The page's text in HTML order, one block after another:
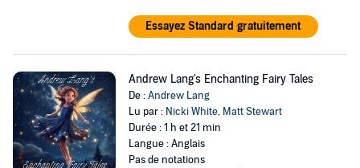
Essayez Standard gratuitement
Andrew Lang's Enchanting Fairy Tales
De :Andrew Lang
Lu par : Nicki White, Matt Stewart
Durée : 1 h et 21 min
Langue : Anglais
Pas de notations